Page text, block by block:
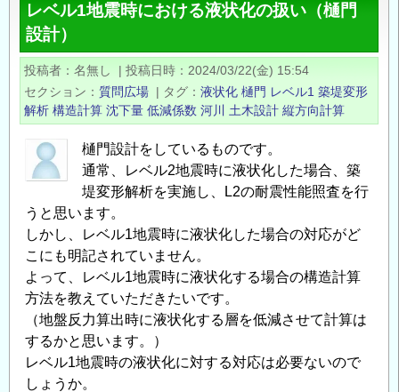
ず
レベル1地震時における液状化の扱い（樋門
設計）
投稿者 名無し | 投稿日時
2024/03/22(金) 15:54
セクション
質問広場 | タグ 液状化 樋門 レベル1 築堤変形
解析 構造計算 沈下量 低減係数 河川 土木設計 縦方向計算
樋門設計をしているものです。
通常、レベル2地震時に液状化した場合、築
堤変形解析を実施し、L2の耐震性能照査を行
うと思います。
しかし、レベル1地震時に液状化した場合の対応がど
こにも明記されていません。
よって、レベル1地震時に液状化する場合の構造計算
方法を教えていただきたいです。
（地盤反力算出時に液状化する層を低減させて計算は
するかと思います。）
レベル1地震時の液状化に対する対応は必要ないので
しょうか。